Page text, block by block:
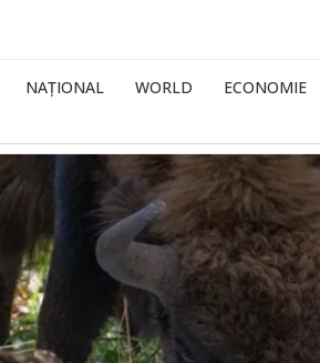
NAȚIONAL WORLD ECONOMIE